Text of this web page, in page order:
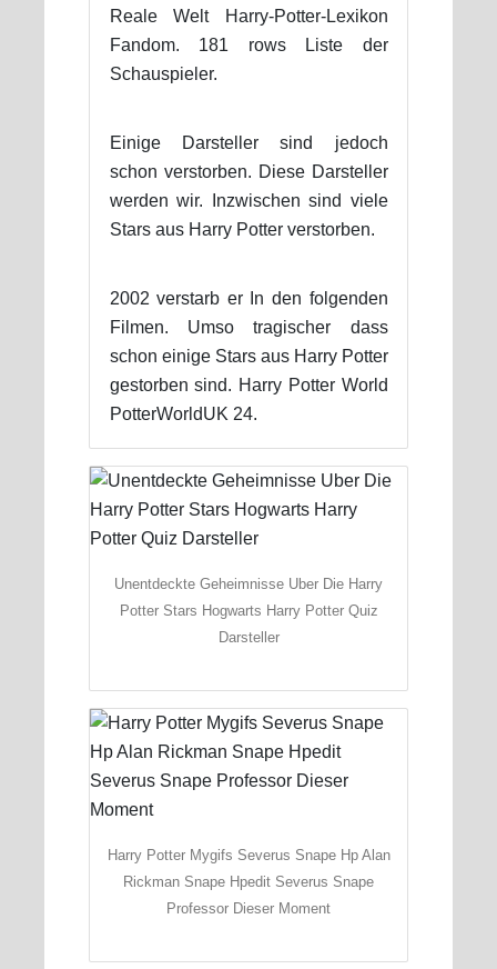
Reale Welt Harry-Potter-Lexikon
Fandom. 181 rows Liste der
Schauspieler.
Einige Darsteller sind jedoch
schon verstorben. Diese Darsteller
werden wir. Inzwischen sind viele
Stars aus Harry Potter verstorben.
2002 verstarb er In den folgenden
Filmen. Umso tragischer dass
schon einige Stars aus Harry Potter
gestorben sind. Harry Potter World
PotterWorldUK 24.
Unentdeckte Geheimnisse Uber Die Harry
Potter Stars Hogwarts Harry Potter Quiz
Darsteller
Harry Potter Mygifs Severus Snape Hp Alan
Rickman Snape Hpedit Severus Snape
Professor Dieser Moment